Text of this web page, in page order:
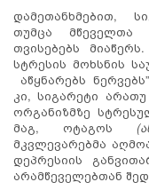
დამეთანხმებით,
თუმცა მწეველთა
თვისებებს
სტრესის მოხსნის
აწყნარებს
კი, სიგარეტი
ორგანიზმზე
მაგ, ოტაგოს
მკვლევარებმა
დეპრესიის
არამწეველებთან